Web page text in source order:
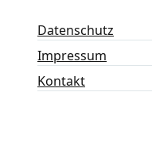
Datenschutz
Impressum
Kontakt